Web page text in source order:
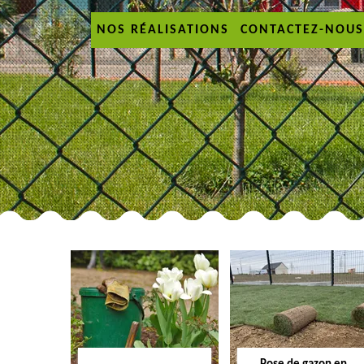
NOS RÉALISATIONS CONTACTEZ-